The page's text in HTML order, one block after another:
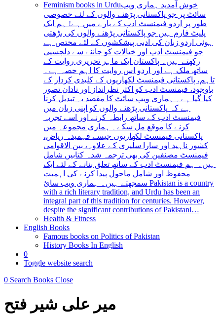
Feminism books in Urduخوش آمدید ہماری ویب
سائٹ پر جو پاکستانی پڑھنے والوں کے لئے خصوصی
طور پر اردو فیمنسٹ ادب کے بارے میں ہے! ہم ایک
پلیٹ فارم ہیں جو پاکستانی پڑھنے والوں کی بڑھتی
ہوئی اردو زبان کی ادبی پیشکشوں کے لئے مختص ہے
جو فیمنسٹ ادب اور خیالات کو جاننے سے دلچسپی
رکھتے ہیں۔ پاکستان ایک ماہر تحریری روایت کے
ساتھ ملک ہے اور اردو اس روایت کا اہم حصہ ہے۔
تاہم، پاکستانی فیمنسٹ لکھاریوں کے کلیدی کردار کے
باوجود، فیمنسٹ ادب کو اکثر نظرانداز اور نادان تصور
کیا گیا ہے۔ ہماری ویب سائٹ کا مقصد یہ تبدیل کرنا
ہے کہ پاکستانی پڑھنے والوں کو اپنی زبان میں
فیمنسٹ ادب کے ساتھ رابطہ کرنے اور اسے تجربہ
کرنے کا موقع مل سکے۔ ہماری مجموعہ میں
پاکستانی فیمنسٹ لکھاریوں جیسے فہمیدہ ریاض،
کشور ناہید اور سارا سلیری کے علاوہ، بین الاقوامی
فیمنسٹ مصنفین کی بھی ترجمہ شدہ کتابیں شامل
ہیں۔ ہم فیمنسٹ ادب کے ساتھ تعلق بنانے کے لئے ایک
محفوظ اور شامل ماحول پیدا کرنے کی اہمیت
سمجھتے ہیں۔ ہماری ویب سائ Pakistan is a country
with a rich literary tradition, and Urdu has been an
integral part of this tradition for centuries. However,
despite the significant contributions of Pakistani…
Health & Fitness
English Books
Famous books on Politics of Pakistan
History Books In English
0
Toggle website search
0 Search Books Close
میر علی شیر فتح